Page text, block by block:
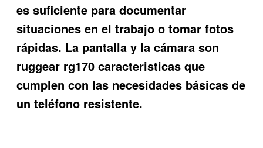
es suficiente para documentar
situaciones en el trabajo o tomar fotos
rápidas. La pantalla y la cámara son
ruggear rg170 caracteristicas que
cumplen con las necesidades básicas de
un teléfono resistente.